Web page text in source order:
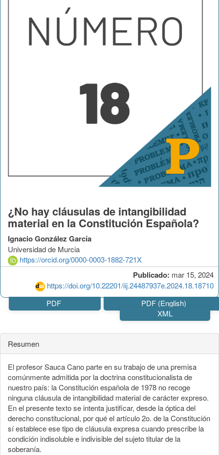
Publicado: mar 15, 2024
https://doi.org/10.22201/iij.24487937e.2024.18.18710
¿No hay cláusulas de intangibilidad
material en la Constitución Española?
Ignacio González García
Universidad de Murcia
https://orcid.org/0000-0003-1882-721X
PDF
PDF (English)
XML
Resumen
El profesor Sauca Cano parte en su trabajo de una premisa
comúnmente admitida por la doctrina constitucionalista de
nuestro país: la Constitución española de 1978 no recoge
ninguna cláusula de intangibilidad material de carácter expreso.
En el presente texto se intenta justificar, desde la óptica del
derecho constitucional, por qué el artículo 2o. de la Constitución
sí establece ese tipo de cláusula expresa cuando prescribe la
condición indisoluble e indivisible del sujeto titular de la
soberanía.